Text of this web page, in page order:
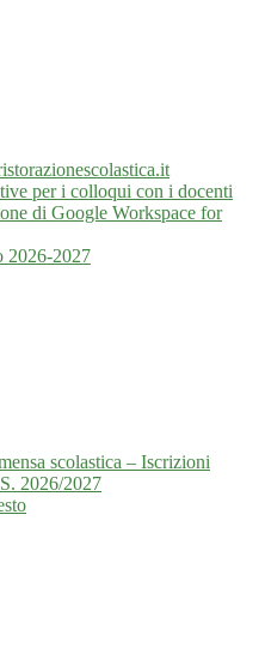
per i colloqui con i docenti
di Google Workspace for
2026-2027
scolastica – Iscrizioni
2026/2027